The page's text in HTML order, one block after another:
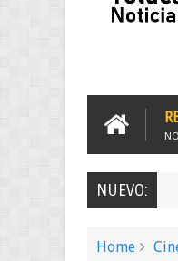
NUEVO:
Home